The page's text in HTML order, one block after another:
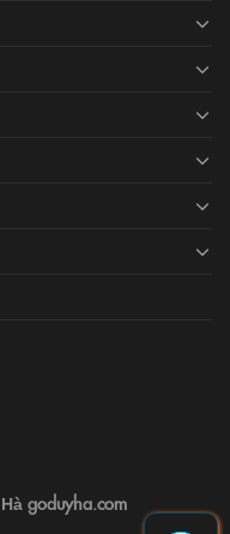
goduyha.com